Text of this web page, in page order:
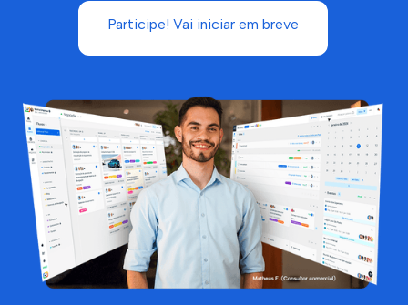
Participe! Vai iniciar em breve